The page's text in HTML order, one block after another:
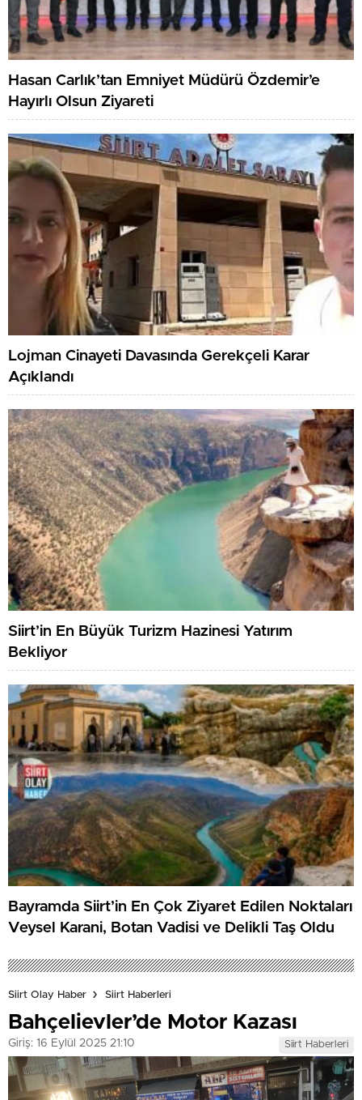
Hasan Carlık’tan Emniyet Müdürü Özdemir’e
Hayırlı Olsun Ziyareti
Lojman Cinayeti Davasında Gerekçeli Karar
Açıklandı
Siirt’in En Büyük Turizm Hazinesi Yatırım
Bekliyor
Bayramda Siirt’in En Çok Ziyaret Edilen Noktaları
Veysel Karani, Botan Vadisi ve Delikli Taş Oldu
Siirt Olay Haber Siirt Haberleri
Bahçelievler’de Motor Kazası
Giriş: 16 Eylül 2025 21:10 Siirt Haberleri